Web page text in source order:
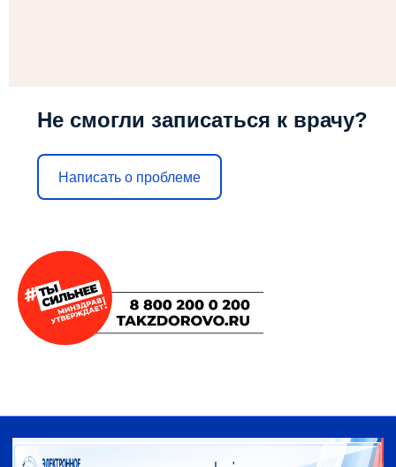
Не смогли записаться к врачу?
Написать о проблеме